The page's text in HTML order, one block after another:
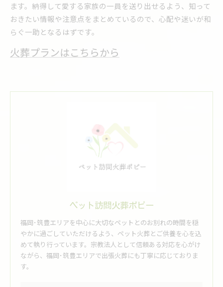
ます。納得して愛する家族の一員を送り出せるよう、知って
おきたい情報や注意点をまとめているので、心配や迷いが和
らぐ一助となるはずです。
火葬プランはこちらから
ペット訪問火葬ポピー
福岡･筑豊エリアを中心に大切なペットとのお別れの時間を穏
やかに過ごしていただけるよう、ペット火葬とご供養を心を込
めて執り行っています。宗教法人として信頼ある対応を心がけ
ながら、福岡･筑豊エリアで出張火葬にも丁寧に応じておりま
す。